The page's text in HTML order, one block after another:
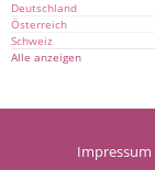
Deutschland
Österreich
Schweiz
Alle anzeigen
Impressum